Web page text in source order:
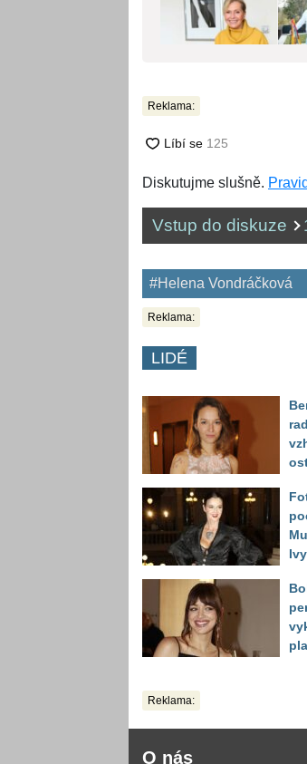
Reklama:
Diskutujme slušně.
Vstup do diskuze
#Helena Vondráčková
Reklama:
LIDÉ
Reklama:
O nás